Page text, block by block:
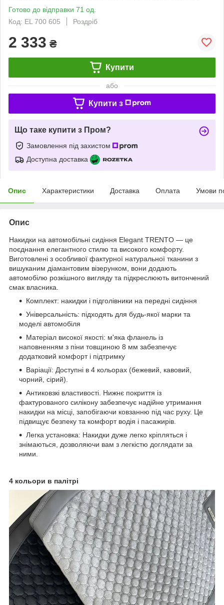
Готово до відправки 71 од.
Код: EL 700 605
Роздріб
2 333 ₴
Купити
або
Купити з
Що таке купити з Пром?
Замовлення під захистом
Доступна доставка
Опис Характеристики Доставка Оплата Умови
Опис
Накидки на автомобільні сидіння Elegant TRENTO — це
поєднання елегантного стилю та високого комфорту.
Виготовлені з особливої фактурної натуральної тканини з
вишуканим діамантовим візерунком, вони додають
автомобілю розкішного вигляду та підкреслюють витончений
смак власника.
Комплект: накидки і підголівники на передні сидіння
Універсальність: підходять для будь-якої марки та
моделі автомобіля
Матеріал високої якості: м'яка фланель із
наповненням з піни товщиною 8 мм забезпечує
додатковий комфорт і підтримку
Варіації: Доступні в 4 кольорах (бежевий, кавовий,
чорний, сірий).
Антиковзкі властивості. Нижнє покриття із
фактурованого силікону забезпечує надійне утримання
накидки на місці, запобігаючи ковзанню під час руху. Це
підвищує безпеку та комфорт водія і пасажирів.
Легка установка: Накидки дуже легко кріпляться і
знімаються, дозволяючи вам з легкістю доглядати за
ними.
4 кольори в палітрі